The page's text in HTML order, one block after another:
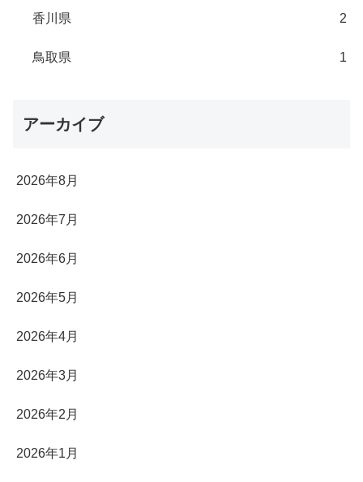
香川県 2
鳥取県 1
アーカイブ
2026年8月
2026年7月
2026年6月
2026年5月
2026年4月
2026年3月
2026年2月
2026年1月